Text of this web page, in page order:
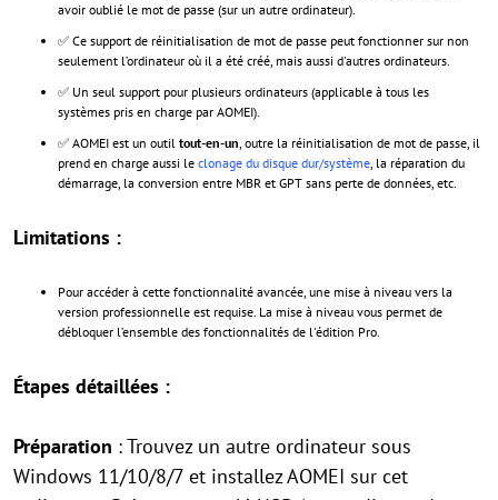
avoir oublié le mot de passe (sur un autre ordinateur).
✅ Ce support de réinitialisation de mot de passe peut fonctionner sur non
seulement l’ordinateur où il a été créé, mais aussi d'autres ordinateurs.
✅ Un seul support pour plusieurs ordinateurs (applicable à tous les
systèmes pris en charge par AOMEI).
✅ AOMEI est un outil tout-en-un, outre la réinitialisation de mot de passe, il
prend en charge aussi le clonage du disque dur/système, la réparation du
démarrage, la conversion entre MBR et GPT sans perte de données, etc.
Limitations :
Pour accéder à cette fonctionnalité avancée, une mise à niveau vers la
version professionnelle est requise. La mise à niveau vous permet de
débloquer l’ensemble des fonctionnalités de l'édition Pro.
Étapes détaillées :
Préparation : Trouvez un autre ordinateur sous
Windows 11/10/8/7 et installez AOMEI sur cet